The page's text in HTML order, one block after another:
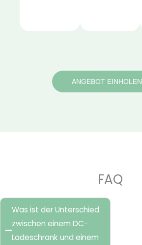
ANGEBOT EINHOLEN
FAQ
Was ist der Unterschied
zwischen einem DC-
Ladeschrank und einem